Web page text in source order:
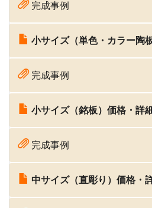
完成事例
小サイズ（単色・カラー陶
完成事例
小サイズ（銘板）価格・詳
完成事例
中サイズ（直彫り）価格・